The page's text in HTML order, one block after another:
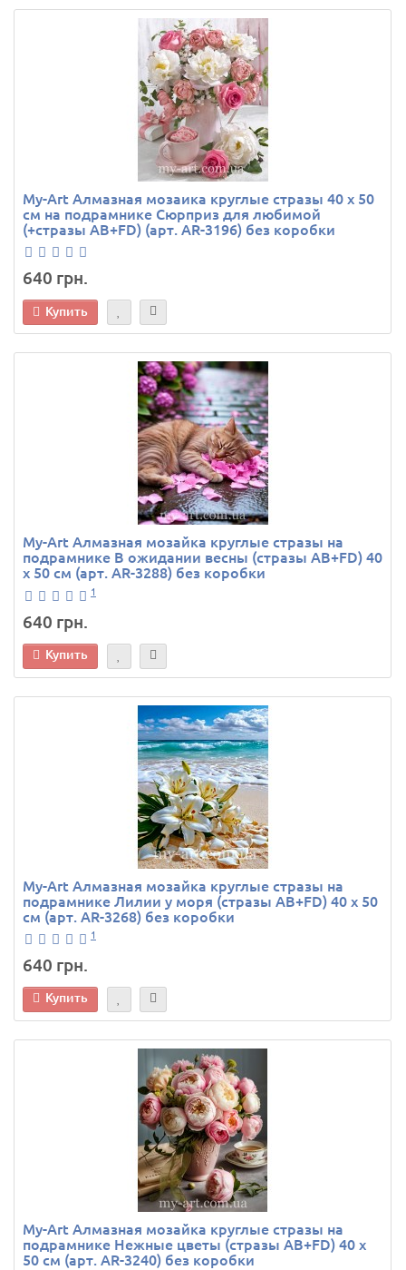
My-Art Алмазная мозаика круглые стразы 40 х 50
см на подрамнике Сюрприз для любимой
(+стразы AB+FD) (арт. AR-3196) без коробки
640 грн.
Купить
My-Art Алмазная мозайка круглые стразы на
подрамнике В ожидании весны (стразы AB+FD) 40
х 50 см (арт. AR-3288) без коробки
1
640 грн.
Купить
My-Art Алмазная мозайка круглые стразы на
подрамнике Лилии у моря (стразы AB+FD) 40 х 50
см (арт. AR-3268) без коробки
1
640 грн.
Купить
My-Art Алмазная мозайка круглые стразы на
подрамнике Нежные цветы (стразы AB+FD) 40 х
50 см (арт. AR-3240) без коробки